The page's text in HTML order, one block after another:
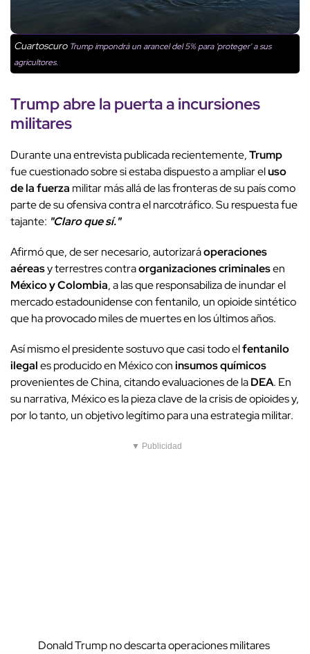
CuartoscuroTrump impondrá un arancel del 5% para 'proteger' a sus
agricultores.
Trumpabre la puerta a incursiones
militares
Durante una entrevista publicada recientemente,Trump
fue cuestionado sobre si estaba dispuesto a ampliar eluso
de la fuerza militar más allá de las fronteras de su país como
parte de su ofensiva contra el narcotráfico. Su respuesta fue
tajante: "Claro que sí."
Afirmó que, de ser necesario, autorizaráoperaciones
aéreasy terrestres contraorganizaciones criminalesen
México y Colombia, a las que responsabiliza de inundar el
mercado estadounidense con fentanilo, un opioide sintético
que ha provocado miles de muertes en los últimos años.
Así mismo el presidente sostuvo que casi todo elfentanilo
ilegales producido en México coninsumos químicos
provenientes de China, citando evaluaciones de laDEA. En
su narrativa, México es la pieza clave de la crisis de opioides y,
por lo tanto, un objetivo legítimo para una estrategia militar.
▼ Publicidad
Donald Trump no descarta operaciones militares